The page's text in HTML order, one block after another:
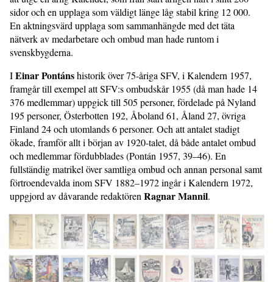
sidor och en upplaga som väldigt länge låg stabil kring 12 000.
En aktningsvärd upplaga som sammanhängde med det täta
nätverk av medarbetare och ombud man hade runtom i
svenskbygderna.
IEinar Pontánshistorik över 75-åriga SFV, i Kalendern 1957,
framgår till exempel att SFV:s ombudskår 1955 (då man hade 14
376 medlemmar) uppgick till 505 personer, fördelade på Nyland
195 personer, Österbotten 192, Åboland 61, Åland 27, övriga
Finland 24 och utomlands 6 personer. Och att antalet stadigt
ökade, framför allt i början av 1920-talet, då både antalet ombud
och medlemmar fördubblades (Pontán 1957, 39–46). En
fullständig matrikel över samtliga ombud och annan personal samt
förtroendevalda inom SFV 1882–1972 ingår i Kalendern 1972,
uppgjord av dåvarande redaktören Ragnar Mannil.